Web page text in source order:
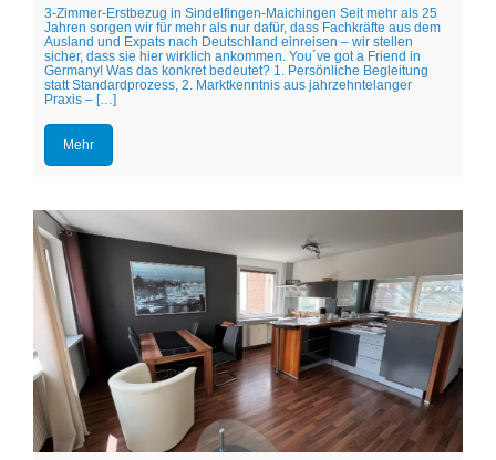
3-Zimmer-Erstbezug in Sindelfingen-Maichingen Seit mehr als 25
Jahren sorgen wir für mehr als nur dafür, dass Fachkräfte aus dem
Ausland und Expats nach Deutschland einreisen – wir stellen
sicher, dass sie hier wirklich ankommen. You´ve got a Friend in
Germany! Was das konkret bedeutet? 1. Persönliche Begleitung
statt Standardprozess, 2. Marktkenntnis aus jahrzehntelanger
Praxis – […]
Mehr